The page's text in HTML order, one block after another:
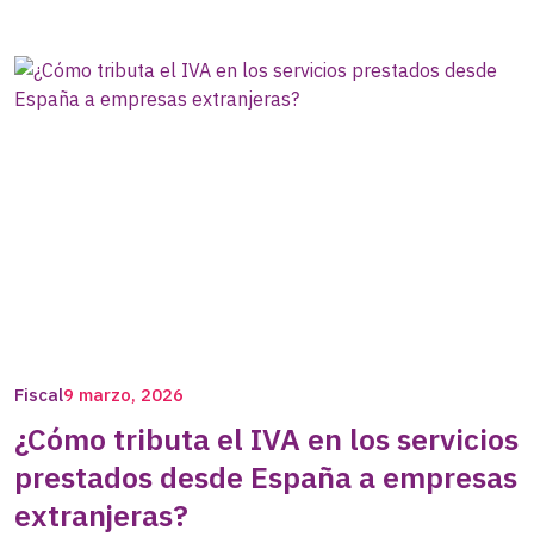
Fiscal9 marzo, 2026
¿Cómo tributa el IVA en los servicios
prestados desde España a empresas
extranjeras?